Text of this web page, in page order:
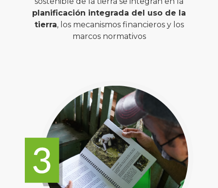
planificación integrada del uso de la
tierra, los mecanismos financieros y los
marcos normativos